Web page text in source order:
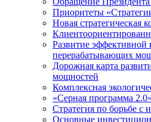
Приоритеты
Новая стратегическая
Развитие эффективной
перерабатывающих
Дорожная карта
мощностей
Комплексная
«Серная программа 2.0»
Стратегия по борьбе с
Основные